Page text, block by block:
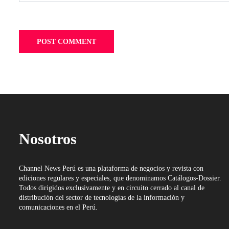
Nosotros
Channel News Perú es una plataforma de negocios y revista con
ediciones regulares y especiales, que denominamos Catálogos-Dossier.
Todos dirigidos exclusivamente y en circuito cerrado al canal de
distribución del sector de tecnologías de la información y
comunicaciones en el Perú.